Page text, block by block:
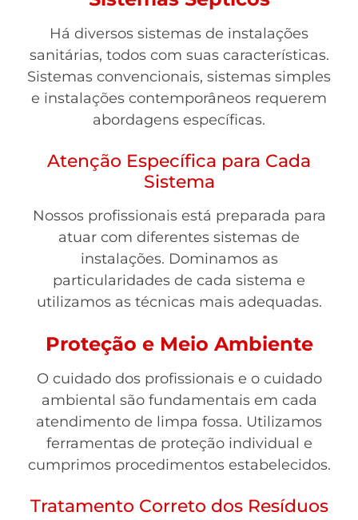
Há diversos sistemas de instalações
sanitárias, todos com suas características.
Sistemas convencionais, sistemas simples
e instalações contemporâneos requerem
abordagens específicas.
Atenção Específica para Cada
Sistema
Nossos profissionais está preparada para
atuar com diferentes sistemas de
instalações. Dominamos as
particularidades de cada sistema e
utilizamos as técnicas mais adequadas.
Proteção e Meio Ambiente
O cuidado dos profissionais e o cuidado
ambiental são fundamentais em cada
atendimento de limpa fossa. Utilizamos
ferramentas de proteção individual e
cumprimos procedimentos estabelecidos.
Tratamento Correto dos Resíduos